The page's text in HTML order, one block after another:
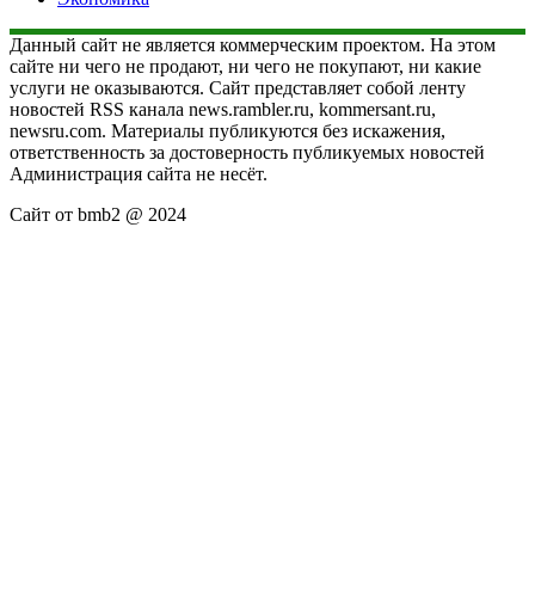
Данный сайт не является коммерческим проектом. На этом
сайте ни чего не продают, ни чего не покупают, ни какие
услуги не оказываются. Сайт представляет собой ленту
новостей RSS канала news.rambler.ru, kommersant.ru,
newsru.com. Материалы публикуются без искажения,
ответственность за достоверность публикуемых новостей
Администрация сайта не несёт.
Сайт от bmb2 @ 2024